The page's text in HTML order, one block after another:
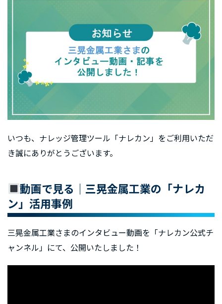
いつも、ナレッジ管理ツール「ナレカン」をご利用いただ
き誠にありがとうございます。
動画で見る｜三晃金属工業の「ナレカ
ン」活用事例
三晃金属工業さまのインタビュー動画を「ナレカン公式チ
ャンネル」にて、公開いたしました！